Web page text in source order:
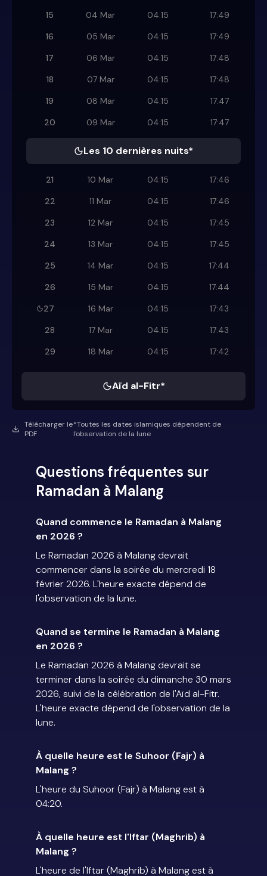
15
04 Mar 04:15
17:49
16
05 Mar 04:15
17:49
17
06 Mar 04:15
17:48
18
07 Mar 04:15
17:48
19
08 Mar 04:15
17:47
20
09 Mar 04:15 17:47
Les 10 dernières nuits*
21 10 Mar 04:15
17:46
22
11 Mar 04:15
17:46
23
12 Mar 04:15
17:45
24
13 Mar 04:15
17:45
25
14 Mar 04:15
17:44
26
15 Mar 04:15
17:44
27
16 Mar 04:15
17:43
28
17 Mar 04:15
17:43
29
18 Mar 04:15 17:42
Aïd al-Fitr*
Télécharger le
PDF
*Toutes les dates islamiques dépendent de
l'observation de la lune
Questions fréquentes sur
Ramadan à Malang
Quand commence le Ramadan à Malang
en 2026 ?
Le Ramadan 2026 à Malang devrait
commencer dans la soirée du mercredi 18
février 2026. L'heure exacte dépend de
l'observation de la lune.
Quand se termine le Ramadan à Malang
en 2026 ?
Le Ramadan 2026 à Malang devrait se
terminer dans la soirée du dimanche 30 mars
2026, suivi de la célébration de l'Aïd al-Fitr.
L'heure exacte dépend de l'observation de la
lune.
À quelle heure est le Suhoor (Fajr) à
Malang ?
L'heure du Suhoor (Fajr) à Malang est à
04:20.
À quelle heure est l'Iftar (Maghrib) à
Malang ?
L'heure de l'Iftar (Maghrib) à Malang est à